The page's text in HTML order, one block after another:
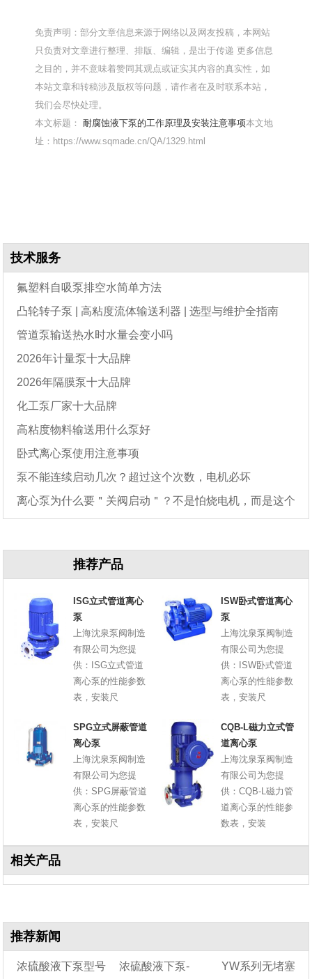
免责声明：部分文章信息来源于网络以及网友投稿，本网站
只负责对文章进行整理、排版、编辑，是出于传递 更多信息
之目的，并不意味着赞同其观点或证实其内容的真实性，如
本站文章和转稿涉及版权等问题，请作者在及时联系本站，
我们会尽快处理。
本文标题：耐腐蚀液下泵的工作原理及安装注意事项本文地
址：https://www.sqmade.cn/QA/1329.html
技术服务
氟塑料自吸泵排空水简单方法
凸轮转子泵 | 高粘度流体输送利器 | 选型与维护全指南
管道泵输送热水时水量会变小吗
2026年计量泵十大品牌
2026年隔膜泵十大品牌
化工泵厂家十大品牌
高粘度物料输送用什么泵好
卧式离心泵使用注意事项
泵不能连续启动几次？超过这个次数，电机必坏
离心泵为什么要＂关阀启动＂？不是怕烧电机，而是这个
推荐产品
ISG立式管道离心
泵
上海沈泉泵阀制造
有限公司为您提
供：ISG立式管道
离心泵的性能参数
表，安装尺
ISW卧式管道离心
泵
上海沈泉泵阀制造
有限公司为您提
供：ISW卧式管道
离心泵的性能参数
表，安装尺
SPG立式屏蔽管道
离心泵
上海沈泉泵阀制造
有限公司为您提
供：SPG屏蔽管道
离心泵的性能参数
表，安装尺
CQB-L磁力立式管
道离心泵
上海沈泉泵阀制造
有限公司为您提
供：CQB-L磁力管
道离心泵的性能参
数表，安装
相关产品
推荐新闻
浓硫酸液下泵型号 浓硫酸液下泵- YW系列无堵塞